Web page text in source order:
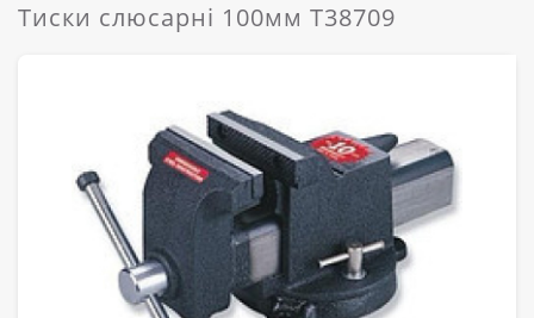
Тиски слюсарні 100мм T38709